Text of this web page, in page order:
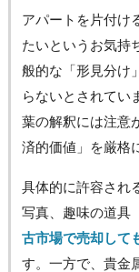
アパートを片付け
たいというお気持
般的な「形見分け
らないとされてい
葉の解釈には注意
済的価値」を厳格
具体的に許容され
写真、趣味の道具
古市場で売却して
す。一方で、貴金